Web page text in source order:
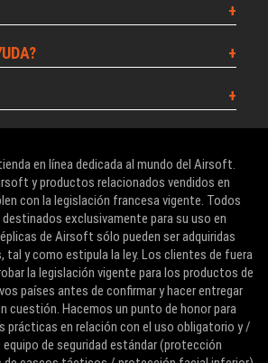
en línea dedicada al mundo del Airsoft.
y productos relacionados vendidos en
con la legislación francesa vigente. Todos
exclusivamente para su uso en
de Airsoft sólo pueden ser adquiridas
tal y como estipula la ley. Los clientes de fuera
la legislación vigente para los productos de
países antes de confirmar y hacer entregar
cuestión. Hacemos un punto de honor para
prácticas en relación con el uso obligatorio y /
equipo de seguridad estándar (protección